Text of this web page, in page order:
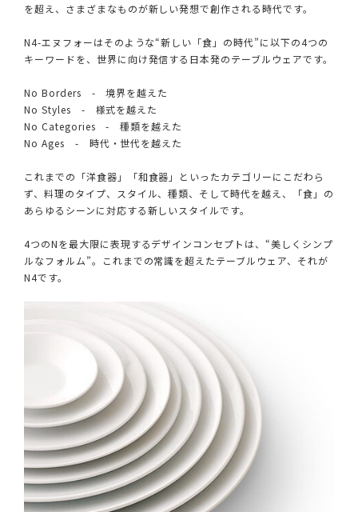
を超え、さまざまなものが新しい発想で創作される時代です。
N4-エヌフォーはそのような“新しい「食」の時代”に以下の4つの
キーワードを、世界に向け発信する日本発のテーブルウェアです。
No Borders - 境界を越えた
No Styles - 様式を越えた
No Categories - 種類を越えた
No Ages - 時代・世代を越えた
これまでの「洋食器」「和食器」といったカテゴリーにこだわら
ず、料理のタイプ、スタイル、種類、そして時代を越え、「食」の
あらゆるシーンに対応する新しいスタイルです。
4つのNを最大限に表現するデザインコンセプトは、“美しくシンプ
ルなフォルム”。これまでの常識を超えたテーブルウェア、それが
N4です。